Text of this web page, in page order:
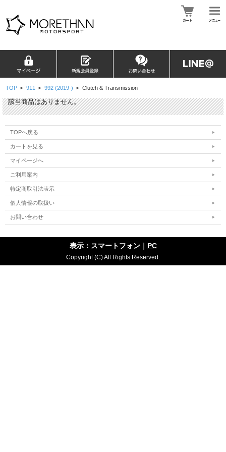
TOP > 911 > 992 (2019-) > Clutch & Transmission
該当商品はありません。
TOPへ戻る
カートを見る
マイページへ
ご利用案内
特定商取引法表示
個人情報の取扱い
お問い合わせ
表示：スマートフォン｜ PC
Copyright (C) All Rights Reserved.